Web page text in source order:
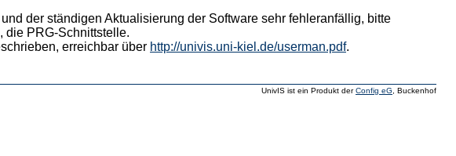
der ständigen Aktualisierung der Software sehr fehleranfällig, bitte
die PRG-Schnittstelle.
erreichbar über http://univis.uni-kiel.de/userman.pdf.
UnivIS ist ein Produkt derConfig eG , Buckenhof